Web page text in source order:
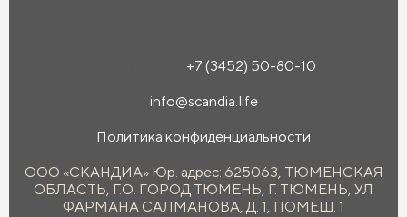
+7 (3452) 50-80-10
info@scandia.life
Политика конфиденциальности
ООО «СКАНДИА» Юр. адрес: 625063, ТЮМЕНСКАЯ
ОБЛАСТЬ, Г.О. ГОРОД ТЮМЕНЬ, Г. ТЮМЕНЬ, УЛ
ФАРМАНА САЛМАНОВА, Д. 1, ПОМЕЩ. 1